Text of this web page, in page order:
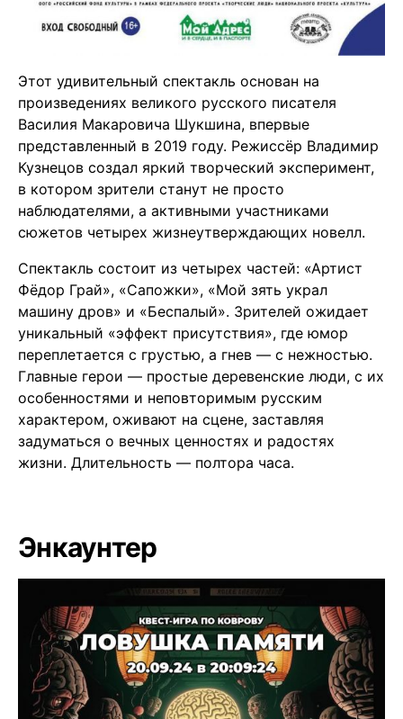
Этот удивительный спектакль основан на
произведениях великого русского писателя
Василия Макаровича Шукшина, впервые
представленный в 2019 году. Режиссёр Владимир
Кузнецов создал яркий творческий эксперимент,
в котором зрители станут не просто
наблюдателями, а активными участниками
сюжетов четырех жизнеутверждающих новелл.
Спектакль состоит из четырех частей: «Артист
Фёдор Грай», «Сапожки», «Мой зять украл
машину дров» и «Беспалый». Зрителей ожидает
уникальный «эффект присутствия», где юмор
переплетается с грустью, а гнев — с нежностью.
Главные герои — простые деревенские люди, с их
особенностями и неповторимым русским
характером, оживают на сцене, заставляя
задуматься о вечных ценностях и радостях
жизни. Длительность — полтора часа.
Энкаунтер